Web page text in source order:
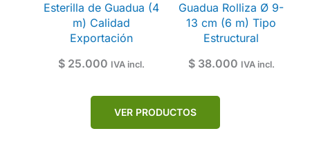
Esterilla de Guadua (4
m) Calidad
Exportación
$25.000 IVA incl.
Guadua Rolliza Ø 9-
13 cm (6 m) Tipo
Estructural
$38.000 IVA incl.
VER PRODUCTOS